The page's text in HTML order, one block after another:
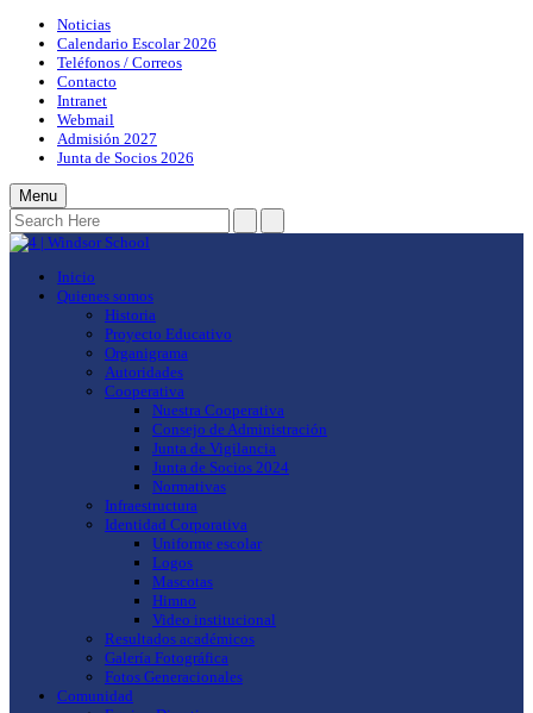
Noticias
Calendario Escolar 2026
Teléfonos / Correos
Contacto
Intranet
Webmail
Admisión 2027
Junta de Socios 2026
Menu
Inicio
Quienes somos
Historia
Proyecto Educativo
Organigrama
Autoridades
Cooperativa
Nuestra Cooperativa
Consejo de Administración
Junta de Vigilancia
Junta de Socios 2024
Normativas
Infraestructura
Identidad Corporativa
Uniforme escolar
Logos
Mascotas
Himno
Video institucional
Resultados académicos
Galería Fotográfica
Fotos Generacionales
Comunidad